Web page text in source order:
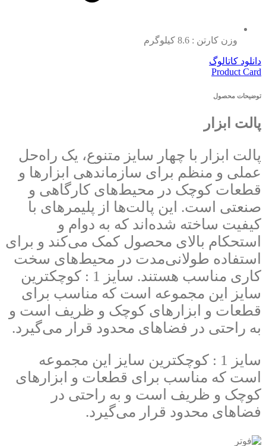
وزن کارتن : 8.6 کیلوگرم
دانلود کاتالوگ
Product Card
توضیحات محصول
پالت ابزار
پالت ابزار با چهار سایز متنوع، یک راه‌حل
عملی و منظم برای سازماندهی ابزارها و
قطعات کوچک در محیط‌های کارگاهی و
صنعتی است. این پالت‌ها از پلیمرهای با
کیفیت ساخته شده‌اند که به دوام و
استحکام بالای محصول کمک می‌کند و برای
استفاده طولانی‌مدت در محیط‌های سخت
کاری مناسب هستند. سایز 1 : کوچکترین
سایز این مجموعه است که مناسب برای
قطعات و ابزارهای کوچک و ظریف است و
به راحتی در فضاهای محدود قرار می‌گیرد.
سایز 1 : کوچکترین سایز این مجموعه
است که مناسب برای قطعات و ابزارهای
کوچک و ظریف است و به راحتی در
فضاهای محدود قرار می‌گیرد.